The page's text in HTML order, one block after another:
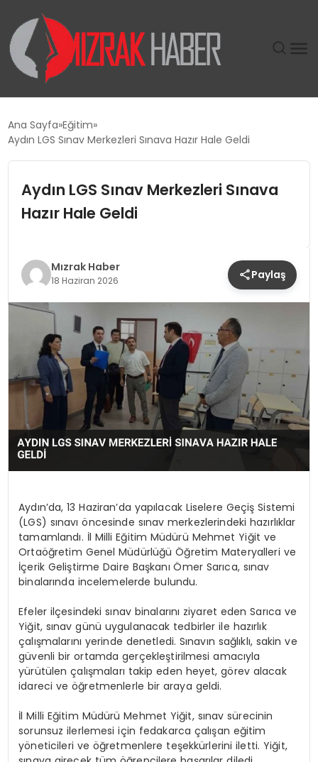
DÜNYA
SPOR
TEKNOLOJI
YAŞAM
Ana Sayfa Eğitim
Aydın LGS Sınav Merkezleri Sınava Hazır Hale Geldi
Aydın LGS Sınav Merkezleri Sınava
Hazır Hale Geldi
Mızrak Haber
18 Haziran 2026 Paylaş
Aydın’da, 13 Haziran’da yapılacak Liselere Geçiş Sistemi
(LGS) sınavı öncesinde sınav merkezlerindeki hazırlıklar
tamamlandı. İl Milli Eğitim Müdürü Mehmet Yiğit ve
Ortaöğretim Genel Müdürlüğü Öğretim Materyalleri ve
İçerik Geliştirme Daire Başkanı Ömer Sarıca, sınav
binalarında incelemelerde bulundu.
Efeler ilçesindeki sınav binalarını ziyaret eden Sarıca ve
Yiğit, sınav günü uygulanacak tedbirler ile hazırlık
çalışmalarını yerinde denetledi. Sınavın sağlıklı, sakin ve
güvenli bir ortamda gerçekleştirilmesi amacıyla
yürütülen çalışmaları takip eden heyet, görev alacak
idareci ve öğretmenlerle bir araya geldi.
İl Milli Eğitim Müdürü Mehmet Yiğit, sınav sürecinin
sorunsuz ilerlemesi için fedakarca çalışan eğitim
yöneticileri ve öğretmenlere teşekkürlerini iletti. Yiğit,